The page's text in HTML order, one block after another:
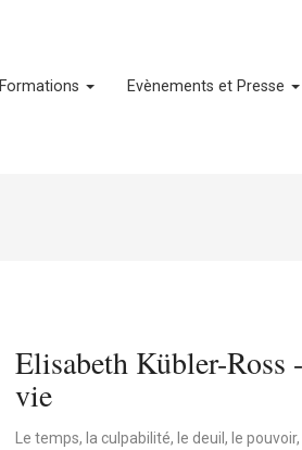
Formations Evènements et Presse
Elisabeth Kübler-Ross
vie
Le temps, la culpabilité, le deuil, le